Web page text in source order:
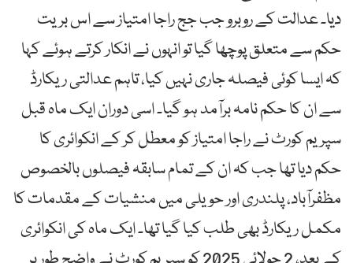
دیا۔ عدالت کے روبرو جب جج راجا امتیاز سے اس بریت
حکم سے متعلق پوچھا گیا تو انہوں نے انکار کرتے ہوئے کہا
کہ ایسا کوئی فیصلہ جاری نہیں کیا، تاہم عدالتی ریکارڈ
سے ان کا حکم نامہ برآمد ہو گیا۔ اسی دوران ایک ماہ قبل
سپریم کورٹ نے راجا امتیاز کو معطل کر کے انکوائری کا
حکم دیا تھا جب کہ ان کے تمام سابقہ فیصلوں بالخصوص
مظفرآباد، پلندری اور حویلی میں منشیات کے مقدمات کا
مکمل ریکارڈ بھی طلب کیا گیا تھا۔ ایک ماہ کی انکوائری